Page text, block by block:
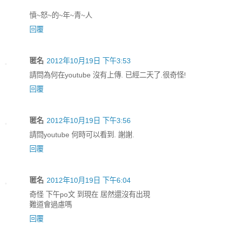
憤~怒~的~年~青~人
回覆
匿名 2012年10月19日 下午3:53
請問為何在youtube 沒有上傳. 已經二天了.很奇怪!
回覆
匿名 2012年10月19日 下午3:56
請問youtube 何時可以看到. 謝謝.
回覆
匿名 2012年10月19日 下午6:04
奇怪 下午po文 到現在 居然還沒有出現
難道會過慮嗎
回覆